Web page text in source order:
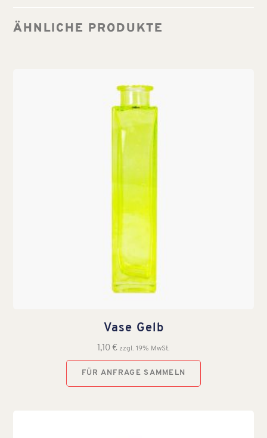
ÄHNLICHE PRODUKTE
Vase Gelb
1,10 € zzgl. 19% MwSt.
FÜR ANFRAGE SAMMELN